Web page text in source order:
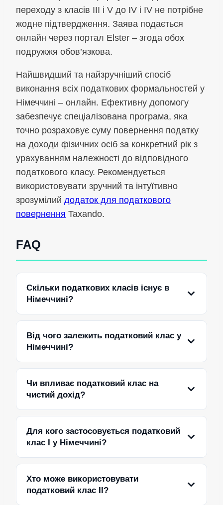
переходу з класів III і V до IV і IV не потрібне
жодне підтвердження. Заява подається
онлайн через портал Elster – згода обох
подружжя обов’язкова.
Найшвидший та найзручніший спосіб
виконання всіх податкових формальностей у
Німеччині – онлайн. Ефективну допомогу
забезпечує спеціалізована програма, яка
точно розраховує суму повернення податку
на доходи фізичних осіб за конкретний рік з
урахуванням належності до відповідного
податкового класу. Рекомендується
використовувати зручний та інтуїтивно
зрозумілий додаток для податкового
повернення Taxando.
FAQ
Скільки податкових класів існує в
Німеччині?
Від чого залежить податковий клас у
Німеччині?
Чи впливає податковий клас на
чистий дохід?
Для кого застосовується податковий
клас I у Німеччині?
Хто може використовувати
податковий клас II?